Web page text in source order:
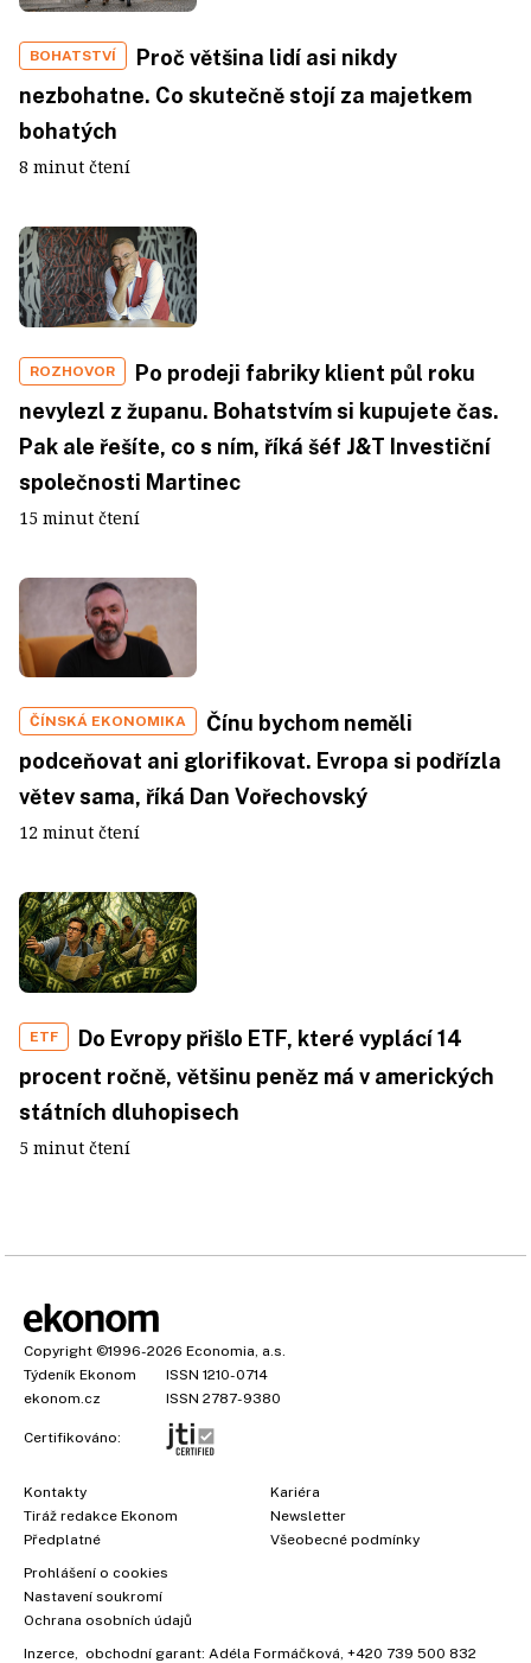
BOHATSTVÍ
Proč většina lidí asi nikdy
nezbohatne. Co skutečně stojí za majetkem
bohatých
8 minut čtení
ROZHOVOR
Po prodeji fabriky klient půl roku
nevylezl z županu. Bohatstvím si kupujete čas.
Pak ale řešíte, co s ním, říká šéf J&T Investiční
společnosti Martinec
15 minut čtení
ČÍNSKÁ EKONOMIKA
Čínu bychom neměli
podceňovat ani glorifikovat. Evropa si podřízla
větev sama, říká Dan Vořechovský
12 minut čtení
ETF
Do Evropy přišlo ETF, které vyplácí 14
procent ročně, většinu peněz má v amerických
státních dluhopisech
5 minut čtení
Copyright ©1996-2026 Economia, a.s.
Týdeník Ekonom
ISSN 1210-0714
ekonom.cz
ISSN 2787-9380
Certifikováno:
Kontakty
Tiráž redakce Ekonom
Předplatné
Kariéra
Newsletter
Všeobecné podmínky
Prohlášení o cookies
Nastavení soukromí
Ochrana osobních údajů
Inzerce , obchodní garant: Adéla Formáčková +420 739 500 832